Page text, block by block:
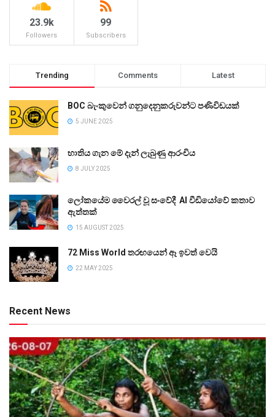
23.9k
Followers
99
Subscribers
Trending Comments Latest
BOC බැංකුවෙන් ගනුදෙනුකරුවන්ට පණිවිඩයක්
5 JUNE 2025
භාතිය ගැන මේ දැන් ලැබුණු ආරංචිය
8 JULY 2025
ලෝකයේම වෛරල් වූ සංවේදී AI වීඩියෝවේ කතාව
ඇත්තක්
15 AUGUST 2025
72 Miss World තරඟයෙන් ඈ ඉවත් වෙයි
22 MAY 2025
Recent News